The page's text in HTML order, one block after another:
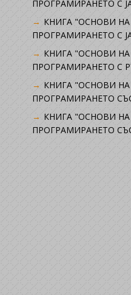
ПРОГРАМИРАНЕТО С
КНИГА "ОСНОВИ НА
ПРОГРАМИРАНЕТО С
КНИГА "ОСНОВИ НА
ПРОГРАМИРАНЕТО С
КНИГА "ОСНОВИ НА
ПРОГРАМИРАНЕТО
КНИГА "ОСНОВИ НА
ПРОГРАМИРАНЕТО